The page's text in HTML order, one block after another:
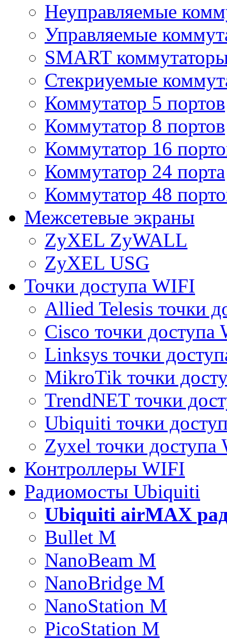
Неуправляемые
Управляемые
SMART
Стекриуемые
Коммутатор 5 портов
Коммутатор 8 портов
Коммутатор 16
Коммутатор 24 порта
Коммутатор 48
Межсетевые экраны
ZyXEL ZyWALL
ZyXEL USG
Точки доступа WIFI
Allied Telesis точки
Cisco точки доступа
Linksys точки
MikroTik точки
TrendNET точки
Ubiquiti точки
Zyxel точки доступа
Контроллеры WIFI
Радиомосты Ubiquiti
Ubiquiti airMAX
Bullet M
NanoBeam M
NanoBridge M
NanoStation M
PicoStation M